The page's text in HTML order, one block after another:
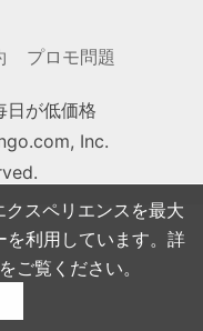
スペリエンスを最大
を利用しています。詳
をご覧ください。
プロモ問題
日が低価格
Inc.